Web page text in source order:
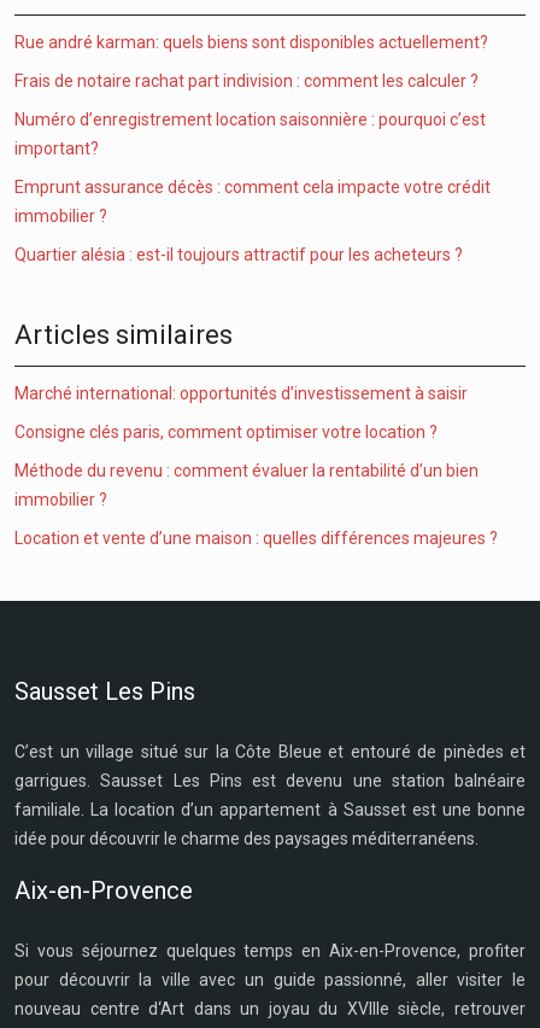
Rue andré karman: quels biens sont disponibles actuellement?
Frais de notaire rachat part indivision : comment les calculer ?
Numéro d’enregistrement location saisonnière : pourquoi c’est
important?
Emprunt assurance décès : comment cela impacte votre crédit
immobilier ?
Quartier alésia : est-il toujours attractif pour les acheteurs ?
Articles similaires
Marché international: opportunités d’investissement à saisir
Consigne clés paris, comment optimiser votre location ?
Méthode du revenu : comment évaluer la rentabilité d’un bien
immobilier ?
Location et vente d’une maison : quelles différences majeures ?
Sausset Les Pins
C’est un village situé sur la Côte Bleue et entouré de pinèdes et
garrigues. Sausset Les Pins est devenu une station balnéaire
familiale. La location d’un appartement à Sausset est une bonne
idée pour découvrir le charme des paysages méditerranéens.
Aix-en-Provence
Si vous séjournez quelques temps en Aix-en-Provence, profiter
pour découvrir la ville avec un guide passionné, aller visiter le
nouveau centre d‘Art dans un joyau du XVIIIe siècle, retrouver